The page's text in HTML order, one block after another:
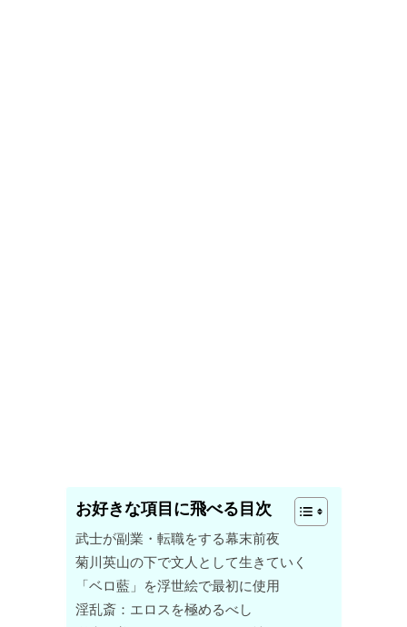
お好きな項目に飛べる目次
武士が副業・転職をする幕末前夜
菊川英山の下で文人として生きていく
「ベロ藍」を浮世絵で最初に使用
淫乱斎：エロスを極めるべし